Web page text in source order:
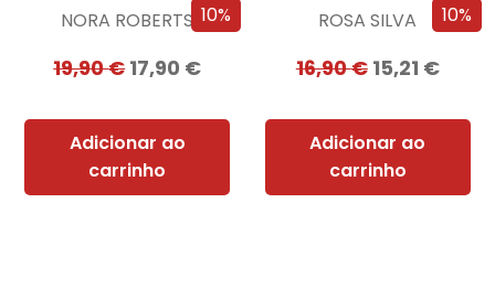
10%
NORA ROBERTS
19,90€17,90 €
Adicionar ao
carrinho
10%
ROSA SILVA
16,90€ 15,21 €
Adicionar ao
carrinho